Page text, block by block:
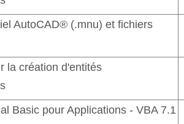
AutoCAD® (.mnu) et fichiers
la création d'entités
Basic pour Applications - VBA 7.1